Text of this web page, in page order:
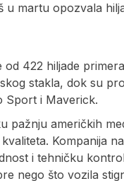
u martu opozvala
od 422 hiljade
stakla, dok su
Sport i Maverick.
pažnju američkih
Kompanija
i tehničku
nego što vozila